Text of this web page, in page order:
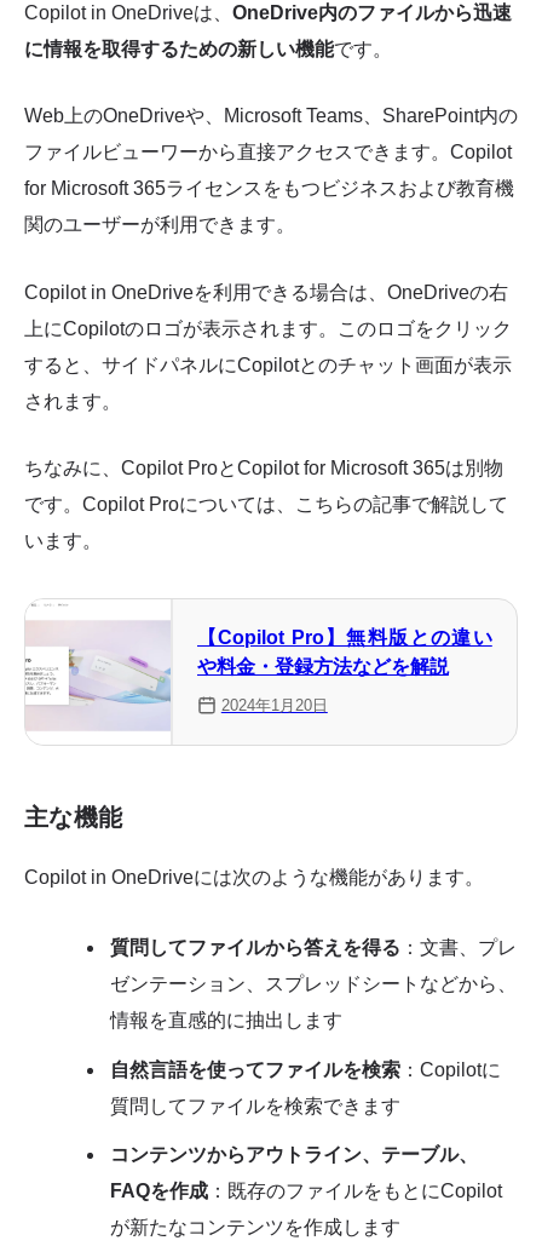
Copilot in OneDriveは、 OneDrive内のファイルから迅速
に情報を取得するための新しい機能です。
Web上のOneDriveや、Microsoft Teams、SharePoint内の
ファイルビューワーから直接アクセスできます。Copilot
for Microsoft 365ライセンスをもつビジネスおよび教育機
関のユーザーが利用できます。
Copilot in OneDriveを利用できる場合は、OneDriveの右
上にCopilotのロゴが表示されます。このロゴをクリック
すると、サイドパネルにCopilotとのチャット画面が表示
されます。
ちなみに、Copilot ProとCopilot for Microsoft 365は別物
です。Copilot Proについては、こちらの記事で解説して
います。
【Copilot Pro】無料版との違い
や料金・登録方法などを解説
2024年1月20日
主な機能
Copilot in OneDriveには次のような機能があります。
質問してファイルから答えを得る ：文書、プレ
ゼンテーション、スプレッドシートなどから、
情報を直感的に抽出します
自然言語を使ってファイルを検索 ：Copilotに
質問してファイルを検索できます
コンテンツからアウトライン、テーブル、
FAQを作成 ：既存のファイルをもとにCopilot
が新たなコンテンツを作成します